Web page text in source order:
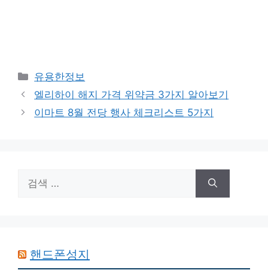
카
테
리
유용한정보
엘리하이 해지 가격 위약금 3가지 알아보기
이마트 8월 전당 행사 체크리스트 5가지
색:
핸드폰성지